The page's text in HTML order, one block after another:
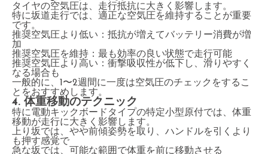
タイヤの空気圧は、走行抵抗に大きく影響します。
特に坂道走行では、適正な空気圧を維持することが重要
です。
推奨空気圧より低い：抵抗が増えてバッテリー消費が増
加
推奨空気圧を維持：最も効率の良い状態で走行可能
推奨空気圧より高い：衝撃吸収性が低下し、滑りやすく
なる場合も
一般的に、1〜2週間に一度は空気圧のチェックをするこ
とをおすすめします。
4. 体重移動のテクニック
特に電動キックボードタイプの特定小型原付では、体重
移動が走行に大きく影響します。
上り坂では、やや前傾姿勢を取り、ハンドルを引くより
も押す感覚で
急な坂では、可能な範囲で体重を前に移動させる